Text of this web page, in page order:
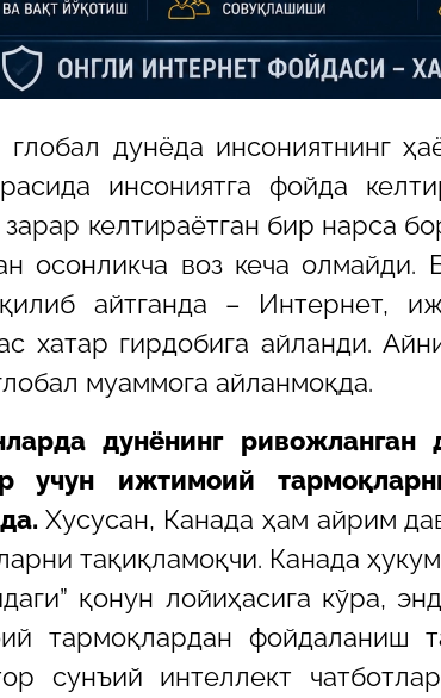
глобал дунёда инсониятнинг
инсониятга фойда
келтираётган бир нарса
осонликча воз кеча
айтганда – Интернет,
хатар гирдобига айланди.
муаммога айланмоқда.
дунёнинг ривожланган
учун ижтимоий
Хусусан, Канада ҳам айрим
тақиқламоқчи. Канада
қонун лойиҳасига кўра,
тармоқлардан фойдаланиш
сунъий интеллект